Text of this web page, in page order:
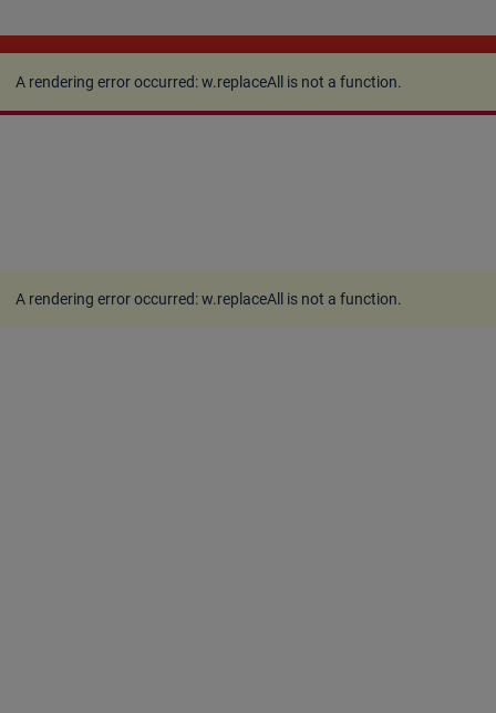
A rendering error occurred:w.replaceAll is not a
function.
A rendering error occurred:w.replaceAll is not a function.
A rendering error occurred:w.replaceAll is not a function.